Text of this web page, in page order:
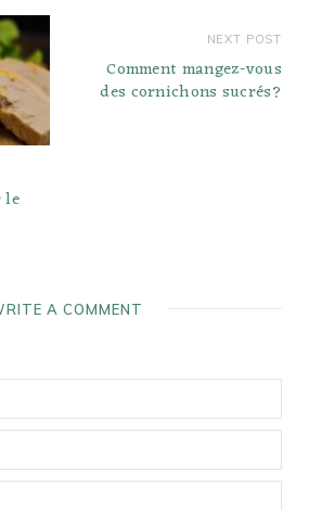
le
NEXT POST
Comment mangez-vous
des cornichons sucrés?
A COMMENT